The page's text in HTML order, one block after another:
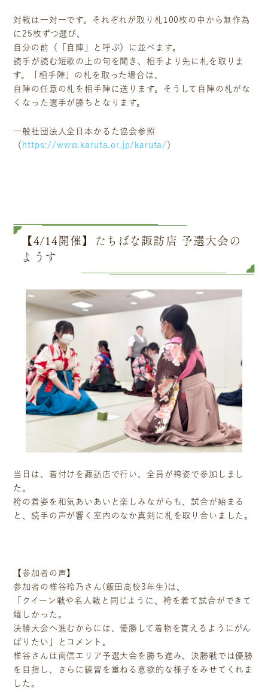
対戦は一対一です。それぞれが取り札100枚の中から無作為
に25枚ずつ選び、
自分の前（「自陣」と呼ぶ）に並べます。
読手が読む短歌の上の句を聞き、相手より先に札を取りま
す。「相手陣」の札を取った場合は、
自陣の任意の札を相手陣に送ります。そうして自陣の札がな
くなった選手が勝ちとなります。
一般社団法人全日本かるた協会参照
（ https://www.karuta.or.jp/karuta/ ）
【4/14開催】たちばな諏訪店 予選大会の
ようす
当日は、着付けを諏訪店で行い、全員が袴姿で参加しまし
た。
袴の着姿を和気あいあいと楽しみながらも、試合が始まる
と、読手の声が響く室内のなか真剣に札を取り合いました。
【参加者の声】
参加者の椎谷玲乃さん(飯田高校3年生)は、
「クイーン戦や名人戦と同じように、袴を着て試合ができて
嬉しかった。
決勝大会へ進むからには、優勝して着物を貰えるようにがん
ばりたい」とコメント。
椎谷さんは南信エリア予選大会を勝ち進み、決勝戦では優勝
を目指し、さらに練習を重ねる意欲的な様子をみせてくれま
した。